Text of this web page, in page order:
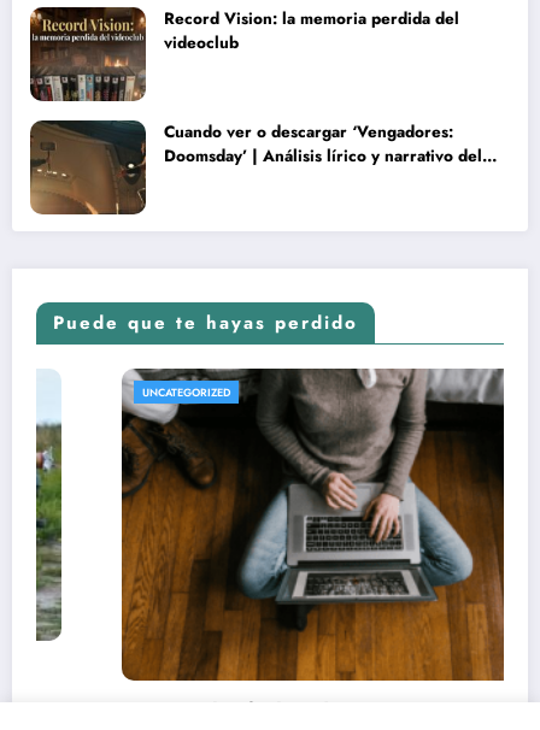
Record Vision: la memoria perdida del
videoclub
Cuando ver o descargar ‘Vengadores:
Doomsday’ | Análisis lírico y narrativo del
Puede que te hayas perdido
de estrenos y críticas de
REVISTA DE CINE |
UNCATEGORIZED